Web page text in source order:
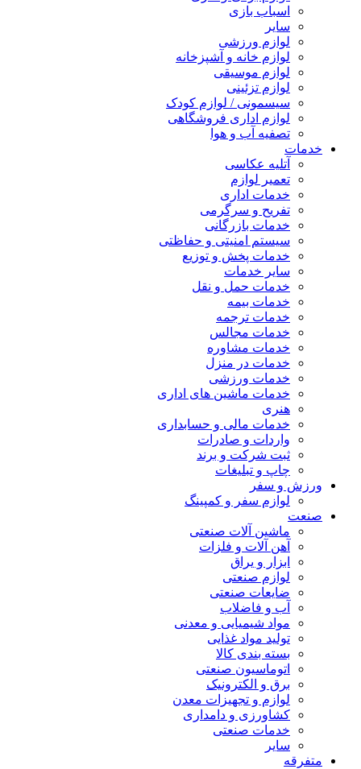
اسباب بازی
سایر
لوازم ورزشی
لوازم خانه و آشپزخانه
لوازم موسیقی
لوازم تزئینی
سیسمونی / لوازم کودک
لوازم اداری فروشگاهی
تصفیه آب و هوا
خدمات
آتلیه عکاسی
تعمیر لوازم
خدمات اداری
تفریح و سرگرمی
خدمات بازرگانی
سیستم امنیتی و حفاظتی
خدمات پخش و توزیع
سایر خدمات
خدمات حمل و نقل
خدمات بیمه
خدمات ترجمه
خدمات مجالس
خدمات مشاوره
خدمات در منزل
خدمات ورزشی
خدمات ماشین های اداری
هنری
خدمات مالی و حسابداری
واردات و صادرات
ثبت شرکت و برند
چاپ و تبلیغات
ورزش و سفر
لوازم سفر و کمپینگ
صنعت
ماشین آلات صنعتی
آهن آلات و فلزات
ابزار و یراق
لوازم صنعتی
ضایعات صنعتی
آب و فاضلاب
مواد شیمیایی و معدنی
تولید مواد غذایی
بسته بندی کالا
اتوماسیون صنعتی
برق و الکترونیک
لوازم و تجهیزات معدن
کشاورزی و دامداری
خدمات صنعتی
سایر
متفرقه